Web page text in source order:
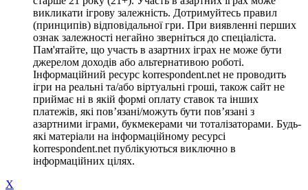
викликати ігрову залежність. Дотримуйтесь правил
(принципів) відповідальної гри. При виявленні перших
ознак залежності негайно зверніться до спеціаліста.
Пам'ятайте, що участь в азартних іграх не може бути
джерелом доходів або альтернативою роботі.
Інформаційний ресурс korrespondent.net не проводить
ігри на реальні та/або віртуальні гроші, також сайт не
приймає ні в якій формі оплату ставок та інших
платежів, які пов’язані/можуть бути пов’язані з
азартними іграми, букмекерами чи тоталізаторами. Будь-
які матеріали на інформаційному ресурсі
korrespondent.net публікуються виключно в
інформаційних цілях.
X